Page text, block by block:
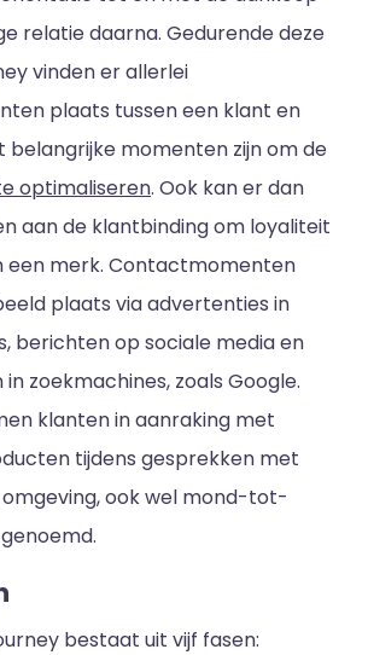
relatie daarna. Gedurende deze
vinden er allerlei
plaats tussen een klant en
belangrijke momenten zijn om de
optimaliseren. Ook kan er dan
aan de klantbinding om loyaliteit
een merk. Contactmomenten
plaats via advertenties in
berichten op sociale media en
zoekmachines, zoals Google.
klanten in aanraking met
tijdens gesprekken met
omgeving, ook wel mond-tot-
bestaat uit vijf fasen: